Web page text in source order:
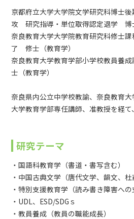
京都府立大学大学院文学研究科博士
攻 研究指導・単位取得認定退学 博
奈良教育大学大学院教育研究科修士
了 修士（教育学）
奈良教育大学教育学部小学校教員
士（教育学）
奈良県内公立中学校教諭、奈良教育
大学教育学部専任講師、准教授を経て
研究テーマ
・国語科教育学（書道・書写含む）
・中国古典文学（唐代文学、韻文、杜
・特別支援教育学（読み書き障害への
・UDL、ESD/SDGｓ
・教員養成（教員の職能成長）